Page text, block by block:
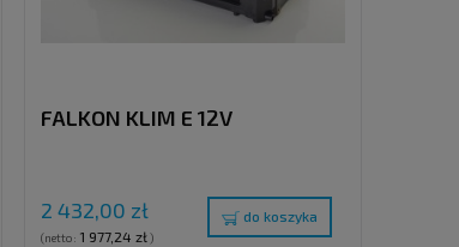
FALKON KLIM E 12V
2 432,00 zł
(netto: 1 977,24 zł)
do koszyka